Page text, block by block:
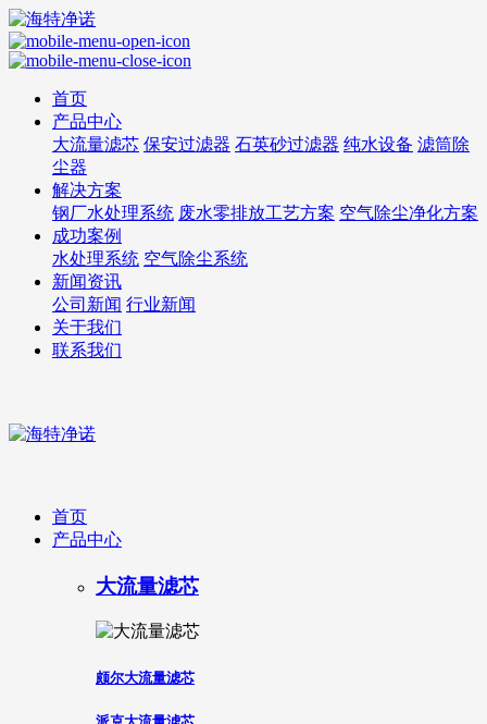
首页
产品中心
大流量滤芯 保安过滤器 石英砂过滤器 纯水设备 滤筒除
尘器
解决方案
钢厂水处理系统 废水零排放工艺方案 空气除尘净化方案
成功案例
水处理系统 空气除尘系统
新闻资讯
公司新闻 行业新闻
关于我们
联系我们
首页
产品中心
大流量滤芯
颇尔大流量滤芯